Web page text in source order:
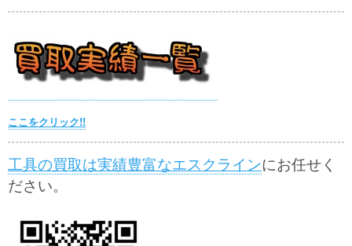
ここをクリック!!
工具の買取は実績豊富なエスクラインにお任せく
ださい。